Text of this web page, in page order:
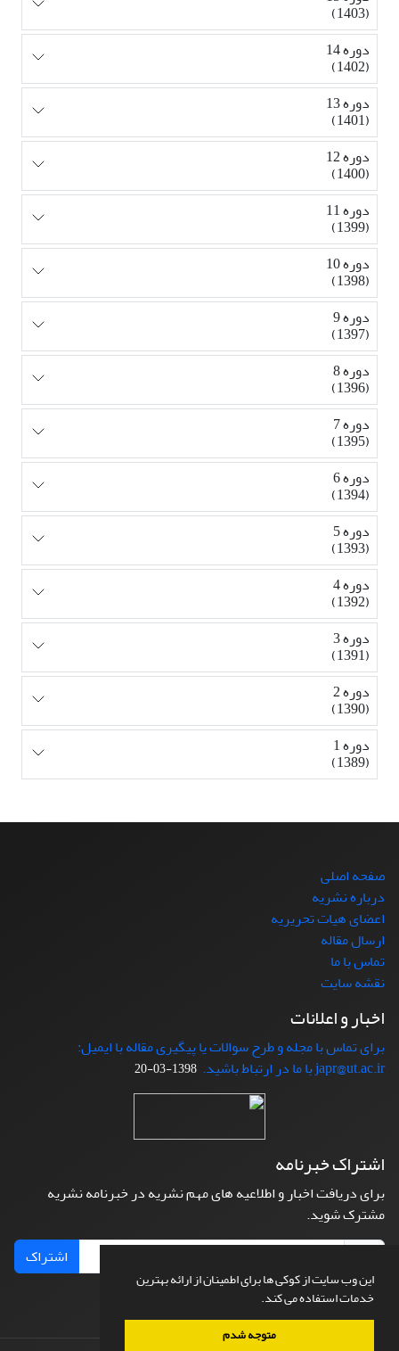
این وب سایت از کوکی ها برای اطمینان از ارائه بهترین
خدمات استفاده می کند.
متوجه شدم
(1403)
دوره 14
(1402)
دوره 13
(1401)
دوره 12
(1400)
دوره 11
(1399)
دوره 10
(1398)
دوره 9
(1397)
دوره 8
(1396)
دوره 7
(1395)
دوره 6
(1394)
دوره 5
(1393)
دوره 4
(1392)
دوره 3
(1391)
دوره 2
(1390)
دوره 1
(1389)
صفحه اصلی
درباره نشریه
اعضای هیات تحریریه
ارسال مقاله
تماس با ما
نقشه سایت
اخبار و اعلانات
برای تماس با مجله و طرح سوالات یا پیگیری مقاله با ایمیل:
japr@ut.ac.ir با ما در ارتباط باشید.
1398-03-20
اشتراک خبرنامه
برای دریافت اخبار و اطلاعیه های مهم نشریه در خبرنامه نشریه
مشترک شوید.
اشتراک